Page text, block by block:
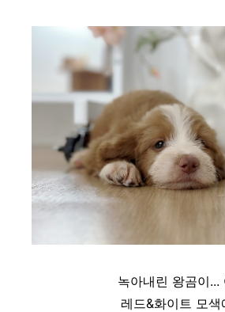
녹아내린 왕곰이...
레드&화이트 모색